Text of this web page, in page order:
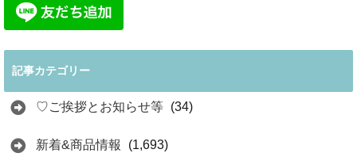
記事カテゴリー
♡ご挨拶とお知らせ等 (34)
新着&商品情報 (1,693)